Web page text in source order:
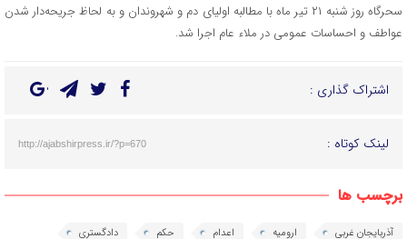
سحرگاه روز شنبه ۲۱ تیر ماه با مطالبه اولیای دم و شهروندان و به لحاظ جریحه‌دار شدن
عواطف و احساسات عمومی در ملاء عام اجرا شد.
اشتراک گذاری :
لینک کوتاه : http://ajabshirpress.ir/?p=670
برچسب ها
آذربایجان غربی ارومیه اعدام حکم
دادگستری